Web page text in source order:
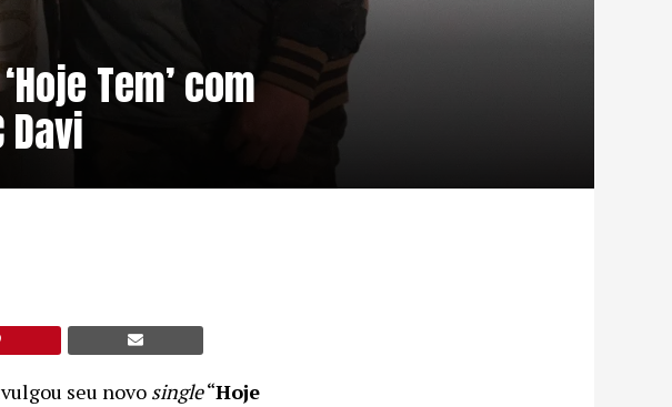
Tem’ com
Davi
seu novo single“Hoje